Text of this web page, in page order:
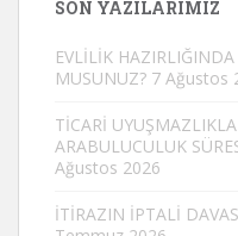
SON YAZILARIMIZ
EVLİLİK
MUSUNUZ? 7 Ağustos
TİCARİ
ARABULUCULUK
Ağustos 2026
İTİRAZIN İPTALİ